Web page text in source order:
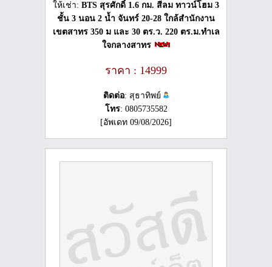
ให้เช่า: BTS สุรศักดิ์ 1.6 กม. สีลม ทาวน์โฮม 3
ชั้น 3 นอน 2 น้ำ จันทร์ 20-28 ใกล้สำนักงาน
เขตสาทร 350 ม และ 30 ตร.ว. 220 ตร.ม.ทำเล
ใจกลางสาทร
ราคา : 14999
ติดต่อ: สุธาทิพย์
โทร: 0805735582
[อัพเดท 09/08/2026]